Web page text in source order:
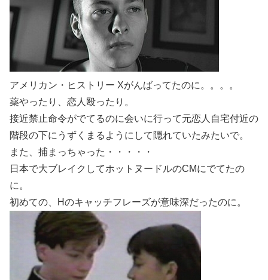
アメリカン・ヒストリー Xがんばってたのに。。。。
薬やったり、恋人殴ったり。
接近禁止命令がでてるのに会いに行って元恋人自宅付近の
階段の下にうずくまるようにして隠れていたみたいで。
また、捕まっちゃった・・・・・
日本で大ブレイクしてホットヌードルのCMにでてたの
に。
初めての、Hのキャッチフレーズが意味深だったのに。